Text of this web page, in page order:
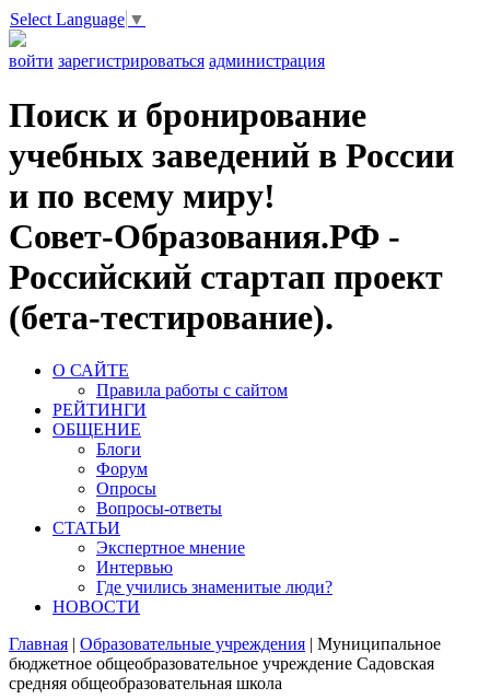
Select Language ▼
войти зарегистрироваться администрация
Поиск и бронирование
учебных заведений в России
и по всему миру!
Совет-Образования.РФ -
Российский стартап проект
(бета-тестирование).
О САЙТЕ
Правила работы с сайтом
РЕЙТИНГИ
ОБЩЕНИЕ
Блоги
Форум
Опросы
Вопросы-ответы
СТАТЬИ
Экспертное мнение
Интервью
Где учились знаменитые люди?
НОВОСТИ
Главная | Образовательные учреждения | Муниципальное
бюджетное общеобразовательное учреждение Садовская
средняя общеобразовательная школа